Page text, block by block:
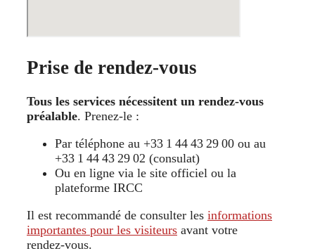
Prise de rendez‑vous
Tous les services nécessitent un rendez‑vous
préalable. Prenez-le :
Par téléphone au +33 1 44 43 29 00 ou au
+33 1 44 43 29 02 (consulat)
Ou en ligne via le site officiel ou la
plateforme IRCC
Il est recommandé de consulter les informations
importantes pour les visiteurs avant votre
rendez‑vous.